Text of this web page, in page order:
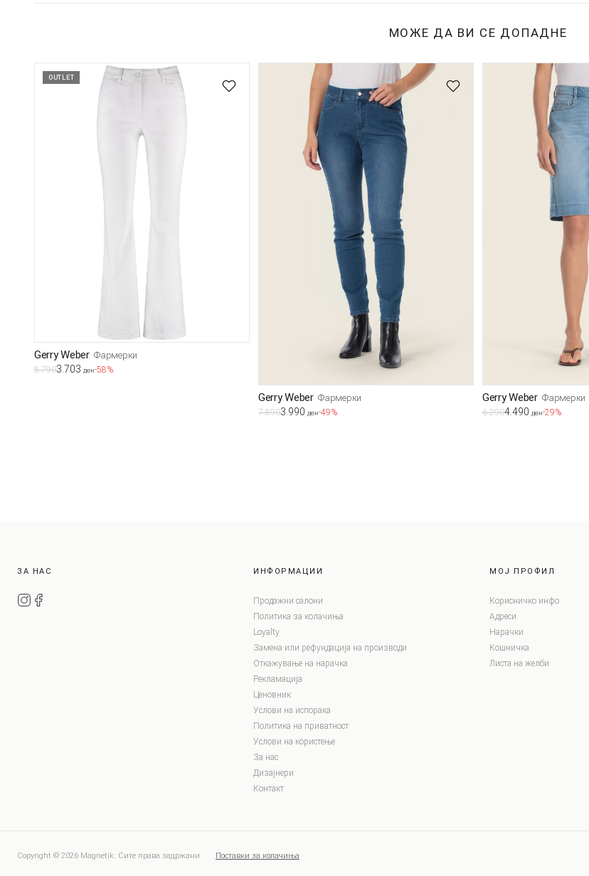
МОЖЕ ДА ВИ СЕ ДОПАДНЕ
OUTLET
Gerry Weber Фармерки
8.7903.703 ден-58%
Gerry Weber Фармерки
7.8903.990 ден-49%
Gerry Weber Фармерки
6.2904.490 ден-29%
ЗА НАС ИНФОРМАЦИИ
Продажни салони
Политика за колачиња
Loyalty
Замена или рефундација на производи
Откажување на нарачка
Рекламација
Ценовник
Услови на испорака
Политика на приватност
Услови на користење
За нас
Дизајнери
Контакт
МОЈ ПРОФИЛ
Корисничко инфо
Адреси
Нарачки
Кошничка
Листа на желби
Copyright © 2026 Magnetik. Сите права задржани. Поставки за колачиња